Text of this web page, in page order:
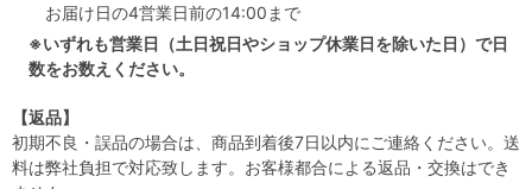
お届け日の4営業日前の14:00まで
※いずれも営業日（土日祝日やショップ休業日を除いた日）で日
数をお数えください。
【返品】
初期不良・誤品の場合は、商品到着後7日以内にご連絡ください。送
料は弊社負担で対応致します。お客様都合による返品・交換はでき